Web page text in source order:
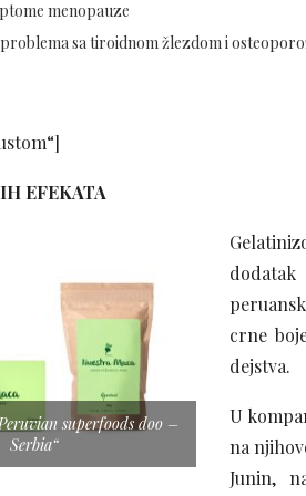
menopauze
sa tiroidnom žlezdom i
EFEKATA
superfoods doo –
Serbia“
crne
dejstva.
U
na
Junin,